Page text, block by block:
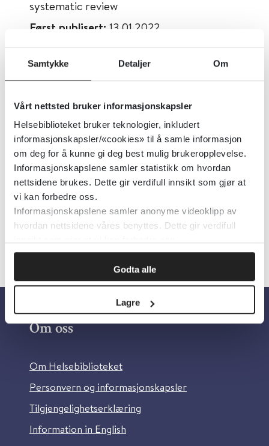
Samtykke Detaljer Om
Vårt nettsted bruker informasjonskapsler
Helsebiblioteket bruker teknologier, inkludert
informasjonskapsler/«cookies» til å samle informasjon
om deg for å kunne gi deg best mulig brukeropplevelse.
Informasjonskapslene samler statistikk om hvordan
nettsidene brukes. Dette gir verdifull innsikt som gjør at
vi kan forbedre oss.
Informasjonskapslene samler anonyme videoklipp av
hvordan nettsidene våres benyttes. Dette gir verdifull
Godta alle
Lagre
systematic review
Først publisert: 13.01.2022
Tema:Arbeidsinkludering
Emner:Psykisk helse, Fysisk helse,
Sykefravær
Dokumenttype: Oppsummert forskning
Utgiver:Occupational and Environmental
Medicine
Språk:Engelsk
Om oss
Om Helsebiblioteket
Personvern og informasjonskapsler
Tilgjengelighetserklæring
Information in English